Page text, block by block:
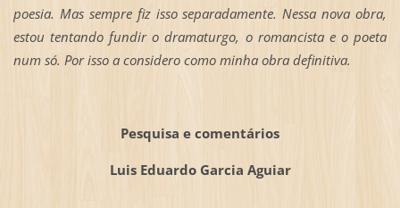
poesia. Mas sempre fiz isso separadamente. Nessa nova obra,
estou tentando fundir o dramaturgo, o romancista e o poeta
num só. Por isso a considero como minha obra definitiva.
Pesquisa e comentários
Luis Eduardo Garcia Aguiar